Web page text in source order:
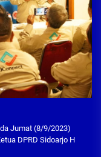
Jumat (8/9/2023)
DPRD Sidoarjo H